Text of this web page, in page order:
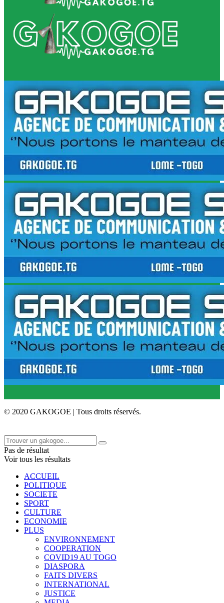
© 2020 GAKOGOE | Tous droits réservés.
Pas de résultat
Voir tous les résultats
ACCUEIL
POLITIQUE
SOCIETE
SPORT
CULTURE
ECONOMIE
PLUS
ENVIRONNEMENT
COOPERATION
COVID19 AU TOGO
DIASPORA
FAITS DIVERS
INTERNATIONAL
JUSTICE